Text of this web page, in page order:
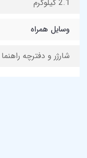
2.1 کیلوگرم
وسایل همراه
شارژر و دفترچه راهنما